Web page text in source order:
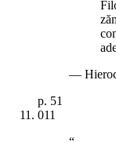
—
p. 51
011
“